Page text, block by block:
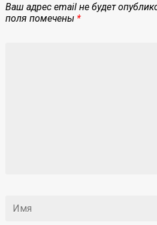
Ваш адрес email не будет
поля помечены *